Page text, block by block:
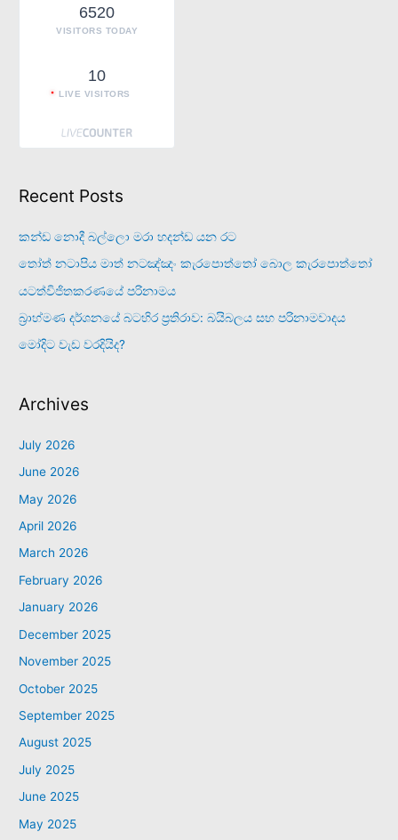
6520
VISITORS TODAY
10
LIVE VISITORS
Recent Posts
කන්ඩ නොදී බල්ලො මරා හදන්ඩ යන රට
තෝත් නටාපිය මාත් නටඤ්ඤං කැරපොත්තෝ බොල කැරපොත්තෝ
යටත්විජිතකරණයේ පරිනාමය
බ්‍රාහ්මණ දර්ශනයේ බටහිර ප්‍රතිරාව: බයිබලය සහ පරිනාමවාදය
මෝදිට වැඩ වරදියිද?
Archives
July 2026
June 2026
May 2026
April 2026
March 2026
February 2026
January 2026
December 2025
November 2025
October 2025
September 2025
August 2025
July 2025
June 2025
May 2025